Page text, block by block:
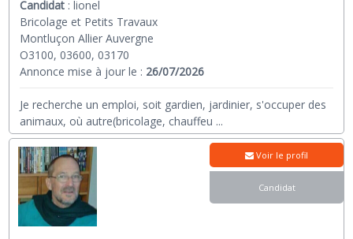
Candidat :lionel
Bricolage et Petits Travaux
Montluçon Allier Auvergne
O3100, 03600, 03170
Annonce mise à jour le : 26/07/2026
Je recherche un emploi, soit gardien, jardinier, s'occuper des
animaux, où autre(bricolage, chauffeu ...
Voir le profil
Candidat